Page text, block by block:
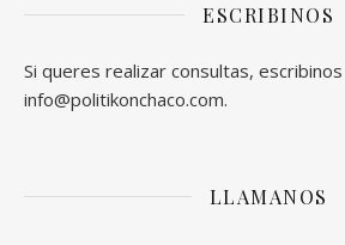
ESCRIBINOS
Si queres realizar consultas, escribinos
info@politikonchaco.com.
LLAMANOS